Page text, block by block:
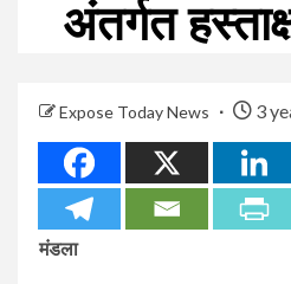
अंतर्गत
Expose Today News 3
मंडला